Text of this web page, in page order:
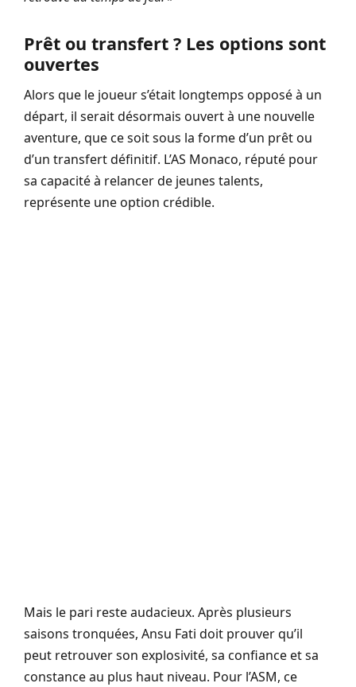
Prêt ou transfert ? Les options sont
ouvertes
Alors que le joueur s’était longtemps opposé à un
départ, il serait désormais ouvert à une nouvelle
aventure, que ce soit sous la forme d’un prêt ou
d’un transfert définitif. L’AS Monaco, réputé pour
sa capacité à relancer de jeunes talents,
représente une option crédible.
Mais le pari reste audacieux. Après plusieurs
saisons tronquées, Ansu Fati doit prouver qu’il
peut retrouver son explosivité, sa confiance et sa
constance au plus haut niveau. Pour l’ASM, ce